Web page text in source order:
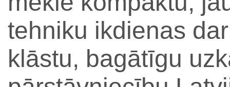
tehniku ikdienas
klāstu, bagātīgu